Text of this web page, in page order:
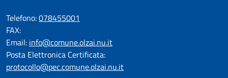
Telefono:078455001
FAX:
Email: info@comune.olzai.nu.it
Posta Elettronica Certificata:
protocollo@pec.comune.olzai.nu.it